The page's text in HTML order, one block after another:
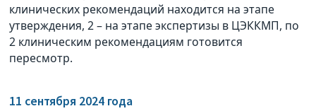
клинических рекомендаций находится на этапе
утверждения, 2 – на этапе экспертизы в ЦЭККМП, по
2 клиническим рекомендациям готовится
пересмотр.
11 сентября 2024 года